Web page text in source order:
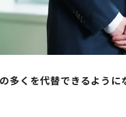
多くを代替できるよう